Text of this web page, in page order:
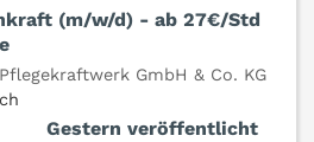
(m/w/d) - ab 27€/Std
Pflegekraftwerk GmbH & Co. KG
Gestern veröffentlicht